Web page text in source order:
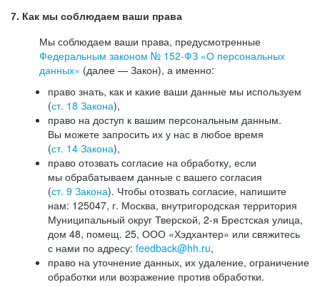
7. Как мы соблюдаем ваши права
Мы соблюдаем ваши права, предусмотренные
Федеральным законом № 152-ФЗ «О персональных
данных» (далее — Закон), а именно:
право знать, как и какие ваши данные мы используем
(ст. 18 Закона),
право на доступ к вашим персональным данным.
Вы можете запросить их у нас в любое время
(ст. 14 Закона),
право отозвать согласие на обработку, если
мы обрабатываем данные с вашего согласия
(ст. 9 Закона). Чтобы отозвать согласие, напишите
нам: 125047, г. Москва, внутригородская территория
Муниципальный округ Тверской, 2-я Брестская улица,
дом 48, помещ. 25, ООО «Хэдхантер» или свяжитесь
с нами по адресу: feedback@hh.ru,
право на уточнение данных, их удаление, ограничение
обработки или возражение против обработки.